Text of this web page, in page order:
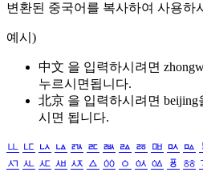
변환된 중국어를 복사하여 사용하
예시)
中文 을 입력하시려면
누르시면됩니다.
北京 을 입력하시려면 beijing
시면 됩니다.
ㅥ ㅦ ㅧ ㅨ ㅩ ㅪ ㅫ ㅬ ㅭ ㅮ ㅯ ㅰ
ㅺ ㅻ ㅼ ㅽ ㅾ ㅿ ㆀ ㆁ ㆂ ㆃ ㆄ ㆅ